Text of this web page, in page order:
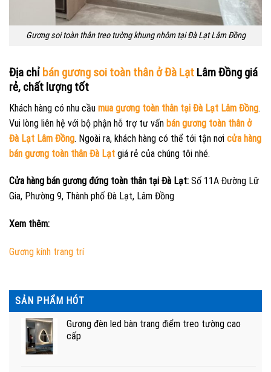
Gương soi toàn thân treo tường khung nhôm tại Đà Lạt Lâm Đồng
Địa chỉ bán gương soi toàn thân ở Đà Lạt Lâm Đồng giá
rẻ, chất lượng tốt
Khách hàng có nhu cầu mua gương toàn thân tại Đà Lạt Lâm Đồng.
Vui lòng liên hệ với bộ phận hỗ trợ tư vấn bán gương toàn thân ở
Đà Lạt Lâm Đồng. Ngoài ra, khách hàng có thể tới tận nơi cửa hàng
bán gương toàn thân Đà Lạt giá rẻ của chúng tôi nhé.
Cửa hàng bán gương đứng toàn thân tại Đà Lạt: Số 11A Đường Lữ
Gia, Phường 9, Thành phố Đà Lạt, Lâm Đồng
Xem thêm:
Gương kính trang trí
SẢN PHẨM HÓT
Gương đèn led bàn trang điểm treo tường cao
cấp